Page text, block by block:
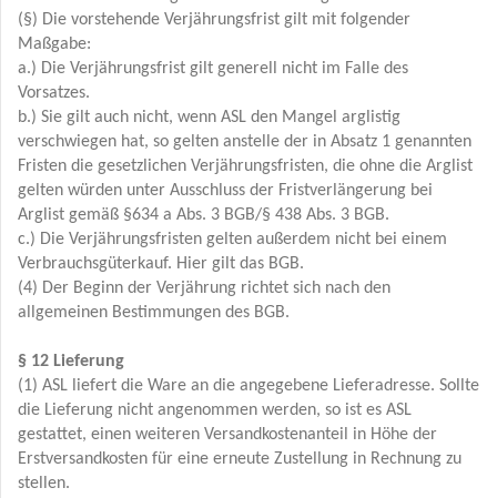
(§) Die vorstehende Verjährungsfrist gilt mit folgender
Maßgabe:
a.) Die Verjährungsfrist gilt generell nicht im Falle des
Vorsatzes.
b.) Sie gilt auch nicht, wenn ASL den Mangel arglistig
verschwiegen hat, so gelten anstelle der in Absatz 1 genannten
Fristen die gesetzlichen Verjährungsfristen, die ohne die Arglist
gelten würden unter Ausschluss der Fristverlängerung bei
Arglist gemäß §634 a Abs. 3 BGB/§ 438 Abs. 3 BGB.
c.) Die Verjährungsfristen gelten außerdem nicht bei einem
Verbrauchsgüterkauf. Hier gilt das BGB.
(4) Der Beginn der Verjährung richtet sich nach den
allgemeinen Bestimmungen des BGB.
§ 12 Lieferung
(1) ASL liefert die Ware an die angegebene Lieferadresse. Sollte
die Lieferung nicht angenommen werden, so ist es ASL
gestattet, einen weiteren Versandkostenanteil in Höhe der
Erstversandkosten für eine erneute Zustellung in Rechnung zu
stellen.